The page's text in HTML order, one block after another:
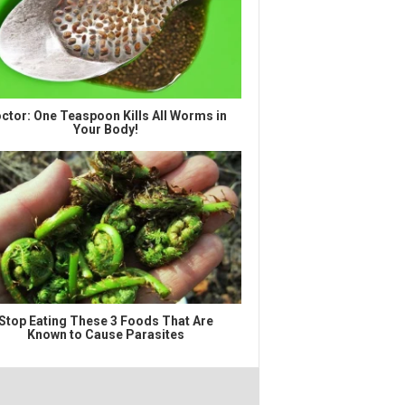
One Teaspoon Kills All Worms in
Your Body!
Eating These 3 Foods That Are
Known to Cause Parasites